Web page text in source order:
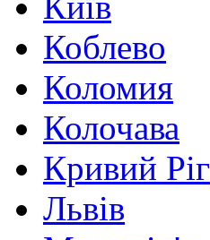
Коблево
Коломия
Колочава
Кривий Ріг
Львів